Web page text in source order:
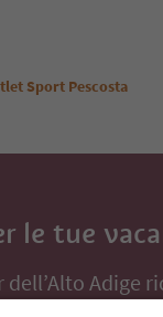
Sport Pescosta
le tue
Adige